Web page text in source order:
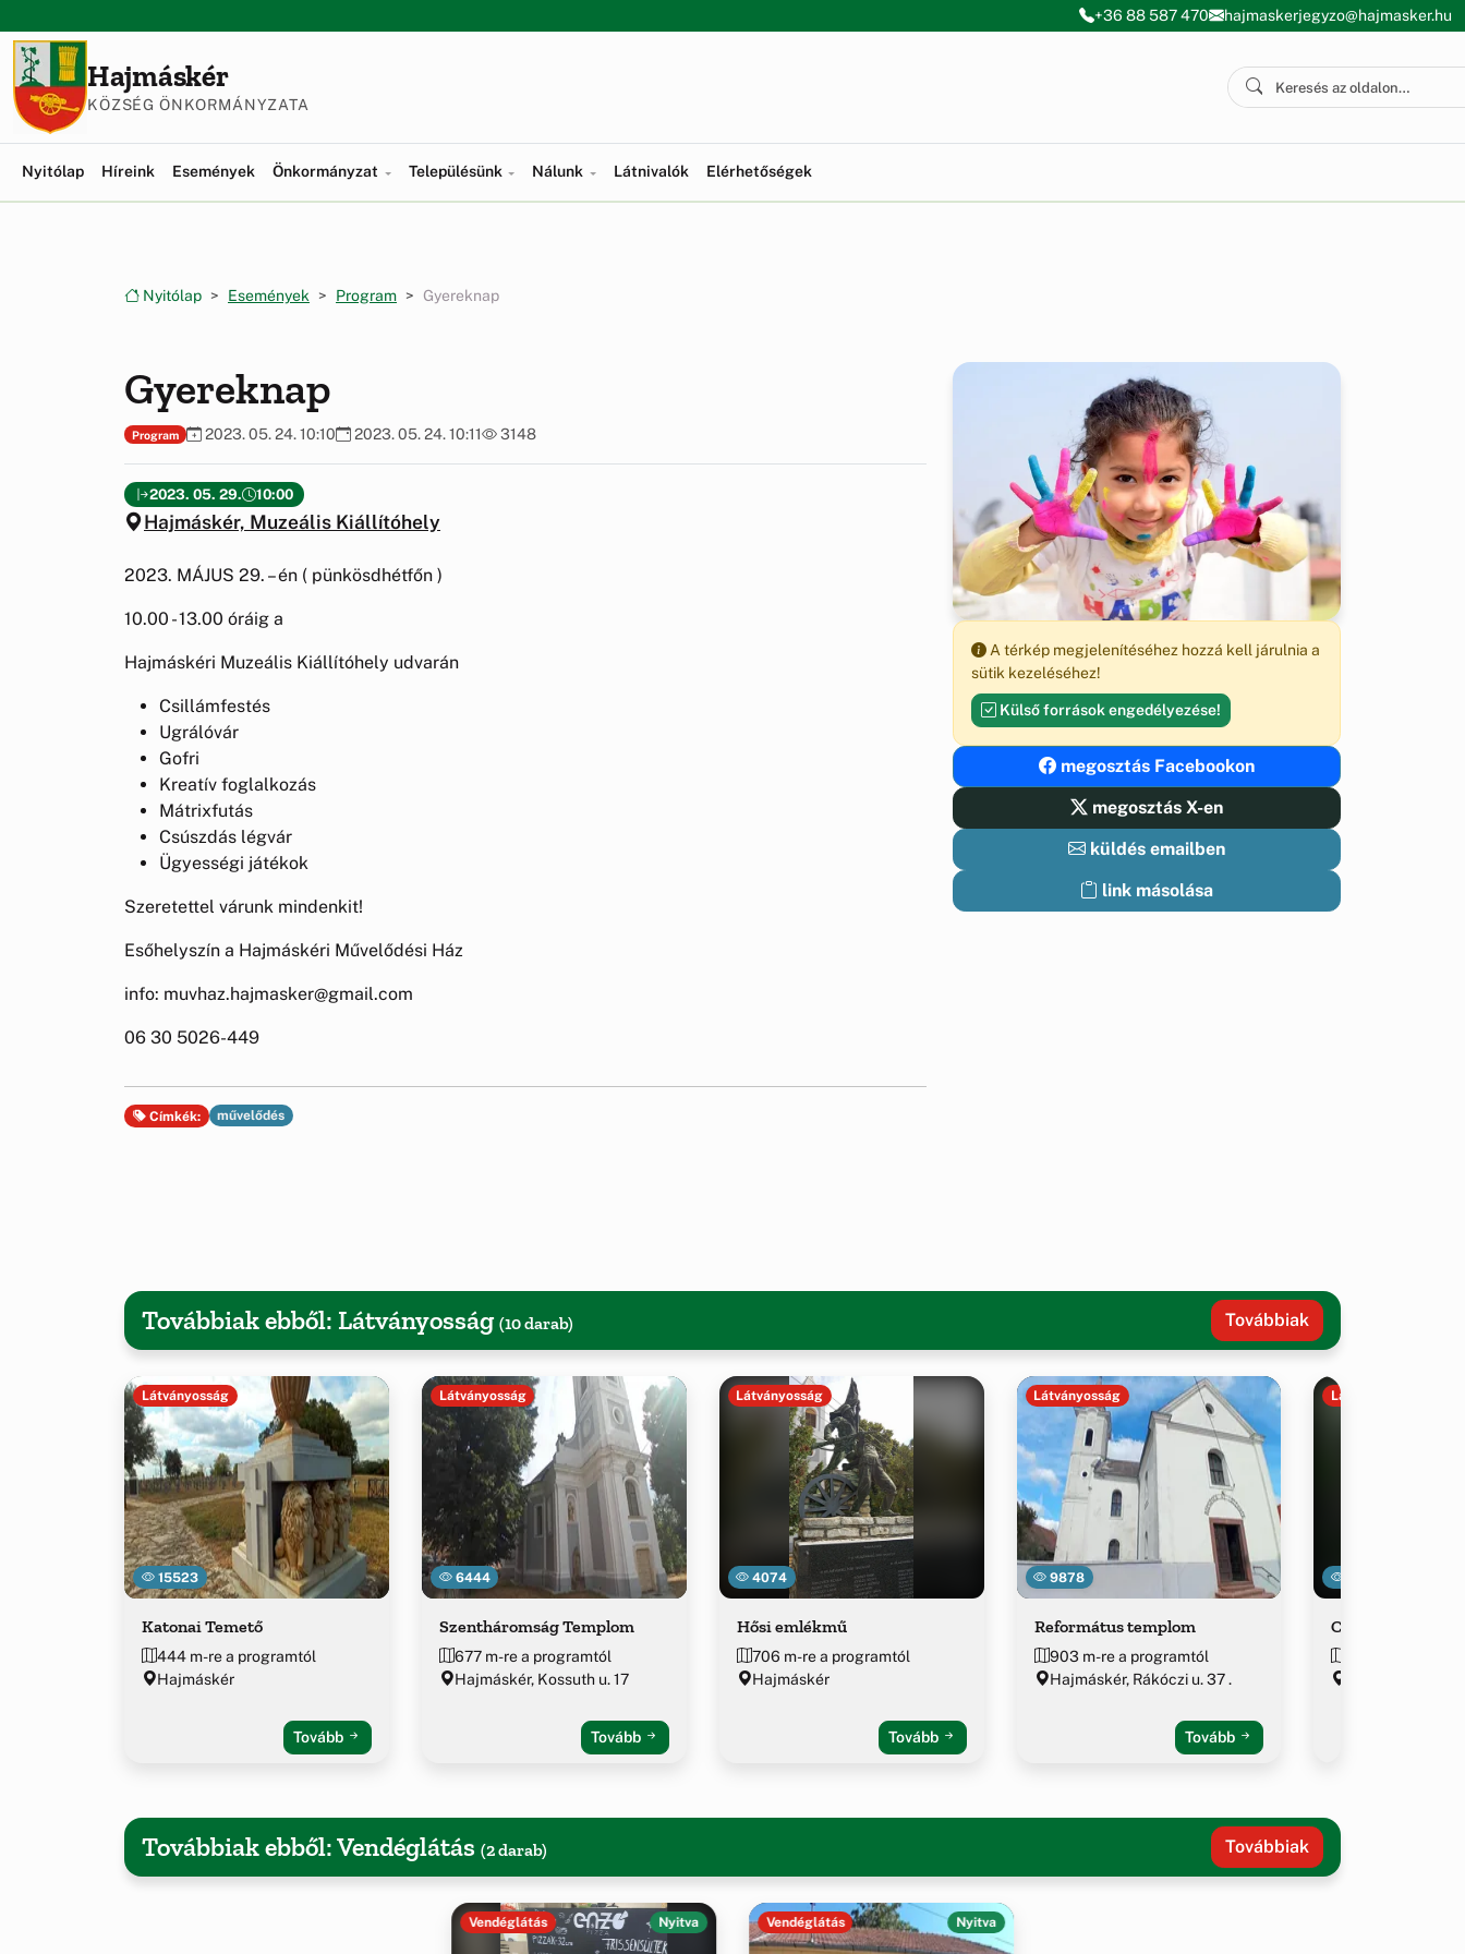
+36 88 587 470 hajmaskerjegyzo@hajmasker.hu
Hajmáskér
KÖZSÉG ÖNKORMÁNYZATA
Nyitólap Híreink Események Önkormányzat Településünk Nálunk Látnivalók Elérhetőségek
Nyitólap Események Program Gyereknap
Gyereknap
Program 2023. 05. 24. 10:10 2023. 05. 24. 10:11 3148
2023. 05. 29. 10:00
Hajmáskér, Muzeális Kiállítóhely
2023. MÁJUS 29. – én ( pünkösdhétfőn )
10.00 - 13.00 óráig a
Hajmáskéri Muzeális Kiállítóhely udvarán
Csillámfestés
Ugrálóvár
Gofri
Kreatív foglalkozás
Mátrixfutás
Csúszdás légvár
Ügyességi játékok
Szeretettel várunk mindenkit!
Esőhelyszín a Hajmáskéri Művelődési Ház
info: muvhaz.hajmasker@gmail.com
06 30 5026-449
Címkék: művelődés
A térkép megjelenítéséhez hozzá kell járulnia a
sütik kezeléséhez!
Külső források engedélyezése!
megosztás Facebookon
megosztás X-en
küldés emailben
link másolása
Továbbiak ebből: Látványosság (10 darab) Továbbiak
15523
Látványosság
Katonai Temető
444 m-re a programtól
Hajmáskér
Tovább
6444
Látványosság
Szentháromság Templom
677 m-re a programtól
Hajmáskér, Kossuth u. 17
Tovább
4074
Látványosság
Hősi emlékmű
706 m-re a programtól
Hajmáskér
Tovább
9878
Látványosság
Református templom
903 m-re a programtól
Hajmáskér, Rákóczi u. 37 .
Tovább
Látványosság
Ciszterci
Továbbiak ebből: Vendéglátás (2 darab) Továbbiak
Vendéglátás Nyitva Vendéglátás Nyitva